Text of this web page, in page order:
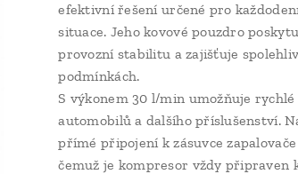
efektivní řešení určené pro
situace. Jeho kovové pouzdro
provozní stabilitu a zajišťuje
podmínkách.
S výkonem 30 l/min umožňuje
automobilů a dalšího příslušenství.
přímé připojení k zásuvce
čemuž je kompresor vždy připraven